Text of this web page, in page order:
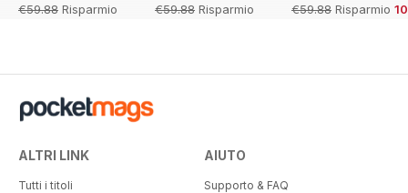
€59.88 Risparmio
€59.88 Risparmio
€59.88 Risparmio
ALTRI LINK
Tutti i titoli
AIUTO
Supporto & FAQ